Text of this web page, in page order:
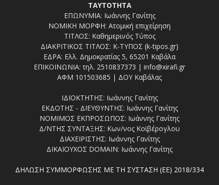
ΤΑΥΤΟΤΗΤΑ
ΕΠΩΝΥΜΙΑ: Ιωάννης Γανίτης
ΝΟΜΙΚΗ ΜΟΡΦΗ: Ατομική επιχείρηση
ΤΙΤΛΟΣ: Καθημερινός Τύπος
ΔΙΑΚΡΙΤΙΚΟΣ ΤΙΤΛΟΣ: Κ-ΤΥΠΟΣ (k-tipos.gr)
ΕΔΡΑ: Ελλ. Δημοκρατίας 5, 65201 Καβάλα
ΕΠΙΚΟΙΝΩΝΙΑ: τηλ. 2510837373 | info@xirafi.gr
ΑΦΜ 101503685 | ΔΟΥ Καβάλας
ΙΔΙΟΚΤΗΤΗΣ: Ιωάννης Γανίτης
ΕΚΔΟΤΗΣ - ΔΙΕΥΘΥΝΤΗΣ: Ιωάννης Γανίτης
ΝΟΜΙΜΟΣ ΕΚΠΡΟΣΩΠΟΣ: Ιωάννης Γανίτης
Δ/ΝΤΗΣ ΣΥΝΤΑΞΗΣ: Κων/νος Κοϊβέρογλου
ΔΙΑΧΕΙΡΙΣΤΗΣ: Ιωάννης Γανίτης
ΔΙΚΑΙΟΥΧΟΣ DOMAIN: Ιωάννης Γανίτης
ΔΗΛΩΣΗ ΣΥΜΜΟΡΦΩΣΗΣ ΜΕ ΤΗ ΣΥΣΤΑΣΗ (ΕΕ) 2018/334